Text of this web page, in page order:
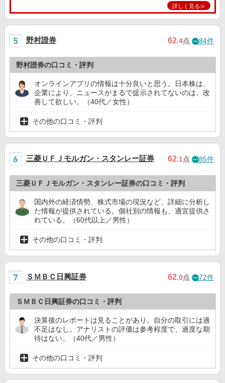
詳しく見る≫
野村證券 62.4点 84件
野村證券の口コミ・評判
オンラインアプリの情報は十分良いと思う。日本株は、
企業により、ニュースがまるで提示されてないのは、改
善して欲しい。（40代／女性）
その他の口コミ・評判
三菱ＵＦＪモルガン・スタンレー証券 62.1点 85件
三菱ＵＦＪモルガン・スタンレー証券の口コミ・評判
国内外の経済情勢、株式市場の現況など、詳細に分析し
た情報が提供されている。個社別の情報も、適宜提供さ
れている。（60代以上／男性）
その他の口コミ・評判
ＳＭＢＣ日興証券 62.0点 72件
ＳＭＢＣ日興証券の口コミ・評判
決算後のレポートは見ることがあり、自分の取引には過
不足はなし。アナリストの評価は参考程度で、過度な期
待はない。（40代／男性）
その他の口コミ・評判